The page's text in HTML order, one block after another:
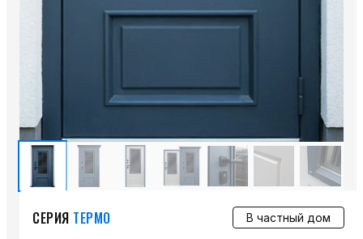
СЕРИЯ ТЕРМО В частный дом